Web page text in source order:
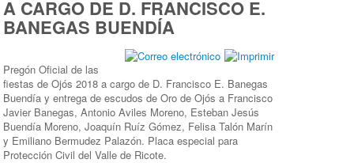
A CARGO DE D. FRANCISCO E.
BANEGAS BUENDÍA
Pregón Oficial de las
fiestas de Ojós 2018 a cargo de D. Francisco E. Banegas
Buendía y entrega de escudos de Oro de Ojós a Francisco
Javier Banegas, Antonio Aviles Moreno, Esteban Jesús
Buendía Moreno, Joaquín Ruíz Gómez, Felisa Talón Marín
y Emiliano Bermudez Palazón. Placa especial para
Protección Civil del Valle de Ricote.